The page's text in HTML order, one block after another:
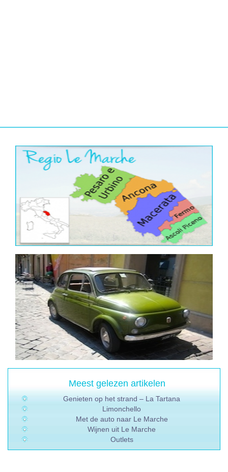
Meest gelezen artikelen
Genieten op het strand – La Tartana
Limonchello
Met de auto naar Le Marche
Wijnen uit Le Marche
Outlets